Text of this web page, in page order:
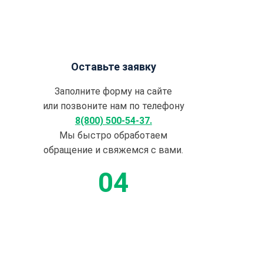
Оставьте заявку
Заполните форму на сайте
или позвоните нам по телефону
8(800) 500-54-37.
Мы быстро обработаем
обращение и свяжемся с вами.